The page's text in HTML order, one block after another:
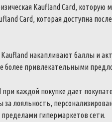
Kaufland Card, которую
Card, которая доступна после
Kaufland накапливают баллы и
более привлекательными
при каждой покупке дает
залояльность,
пределами гипермаркетов сети.